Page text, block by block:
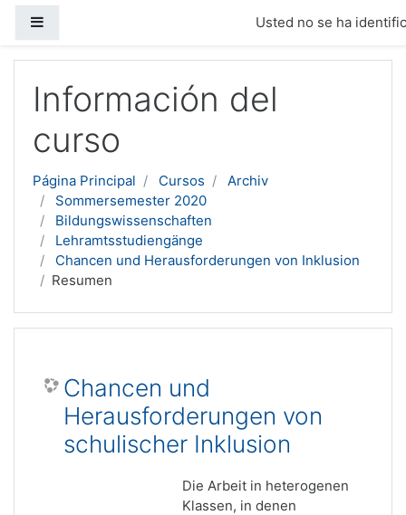
Usted no se ha
Información del
curso
Página Principal Cursos
Archiv
Sommersemester 2020
Bildungswissenschaften
Lehramtsstudiengänge
Chancen und Herausforderungen von Inklusion
Resumen
Chancen und
Herausforderungen von
schulischer Inklusion
Die Arbeit in heterogenen
Klassen, in denen